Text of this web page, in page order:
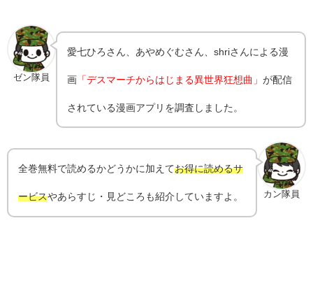
ゼン隊員
愛七ひろさん、あやめぐむさん、shriさんによる漫
画 「デスマーチからはじまる異世界狂想曲」が配信
されている漫画アプリを調査しました。
カン隊員
全巻無料で読めるかどうかに加えてお得に読めるサ
ービスやあらすじ・見どころも紹介していますよ。